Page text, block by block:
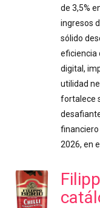
de 3,5%
ingresos
sólido
eficiencia
digital,
utilidad
fortalece
2026, en